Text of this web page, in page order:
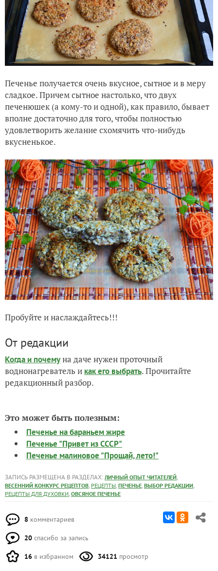
Печенье получается очень вкусное, сытное и в меру
сладкое. Причем сытное настолько, что двух
печенюшек (а кому-то и одной), как правило, бывает
вполне достаточно для того, чтобы полностью
удовлетворить желание схомячить что-нибудь
вкусненькое.
Пробуйте и наслаждайтесь!!!
От редакции
Когда и почемуна даче нужен проточный
воднонагреватель и как его выбрать. Прочитайте
редакционный разбор.
Это может быть полезным:
Печенье на бараньем жире
Печенье "Привет из СССР"
Печенье малиновое "Прощай, лето!"
ЗАПИСЬ РАЗМЕЩЕНА В РАЗДЕЛАХ: ЛИЧНЫЙ ОПЫТ ЧИТАТЕЛЕЙ,
ВЕСЕННИЙ КОНКУРС РЕЦЕПТОВ, РЕЦЕПТЫ, ПЕЧЕНЬЕ, ВЫБОР РЕДАКЦИИ,
РЕЦЕПТЫ ДЛЯ ДУХОВКИ, ОВСЯНОЕ ПЕЧЕНЬЕ
8 комментариев
20 спасибо за запись
16 в избранном 34121 просмотр